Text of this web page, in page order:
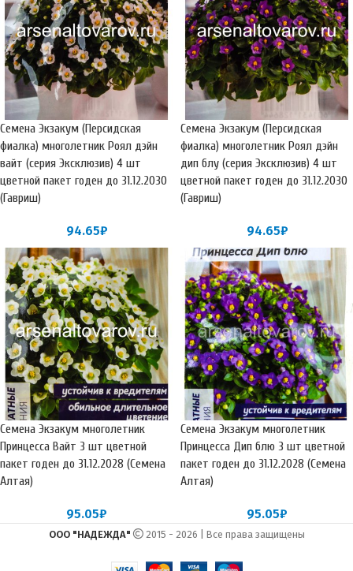
Семена Экзакум (Персидская
фиалка) многолетник Роял дэйн
вайт (серия Эксклюзив) 4 шт
цветной пакет годен до 31.12.2030
(Гавриш)
94.65₽
Семена Экзакум (Персидская
фиалка) многолетник Роял дэйн
дип блу (серия Эксклюзив) 4 шт
цветной пакет годен до 31.12.2030
(Гавриш)
94.65₽
Семена Экзакум многолетник
Принцесса Вайт 3 шт цветной
пакет годен до 31.12.2028 (Семена
Алтая)
95.05₽
Семена Экзакум многолетник
Принцесса Дип блю 3 шт цветной
пакет годен до 31.12.2028 (Семена
Алтая)
95.05₽
ООО "НАДЕЖДА" 2015 - 2026 | Все права защищены